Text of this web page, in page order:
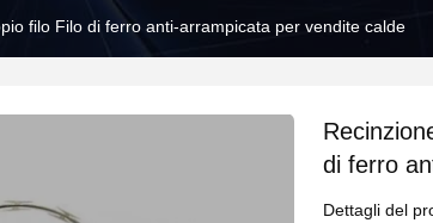
filo Filo di ferro anti-arrampicata per vendite calde
di ferro
Dettagli del